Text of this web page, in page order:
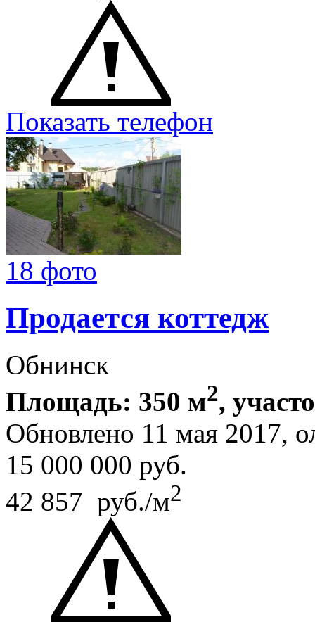
Показать телефон
18 фото
Продается коттедж
Обнинск
Площадь: 350 м2,
Обновлено 11 мая 2017,
15 000 000 руб.
42 857 руб./м2